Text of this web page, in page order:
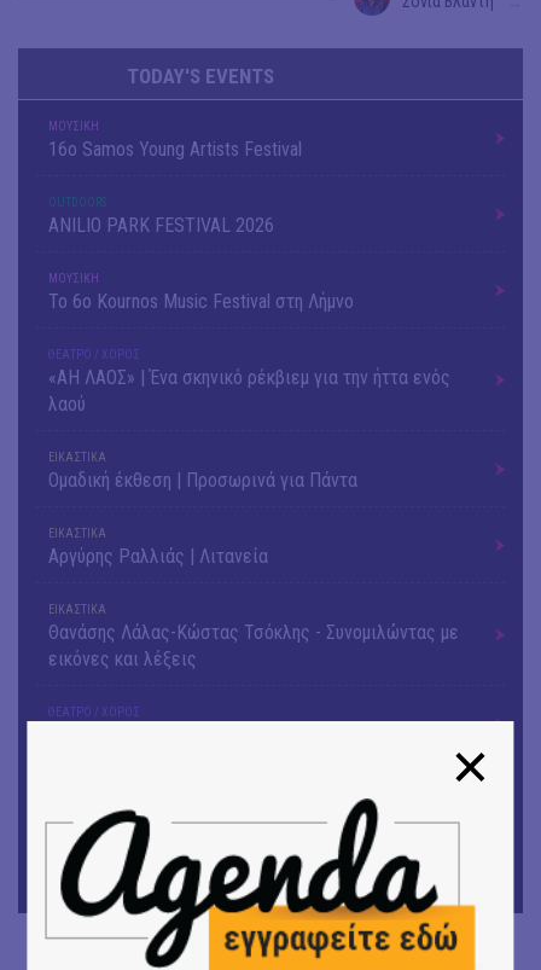
TODAY'S EVENTS
ΜΟΥΣΙΚΗ
16o Samos Young Artists Festival
OUTDΟORS
ANILIO PARK FESTIVAL 2026
ΜΟΥΣΙΚΗ
Το 6ο Kournos Music Festival στη Λήμνο
ΘΕΑΤΡΟ / ΧΟΡΟΣ
«ΑΗ ΛΑΟΣ» | Ένα σκηνικό ρέκβιεμ για την ήττα ενός
λαού
ΕΙΚΑΣΤΙΚΑ
Ομαδική έκθεση | Προσωρινά για Πάντα
ΕΙΚΑΣΤΙΚΑ
Αργύρης Ραλλιάς | Λιτανεία
ΕΙΚΑΣΤΙΚΑ
Θανάσης Λάλας-Κώστας Τσόκλης - Συνομιλώντας με
εικόνες και λέξεις
ΘΕΑΤΡΟ / ΧΟΡΟΣ
9o Φεστιβάλ Στρογγύλη στη Σαντορίνη
ΘΕΑΤΡΟ / ΧΟΡΟΣ
«Ίων» του Ευρυπίδη